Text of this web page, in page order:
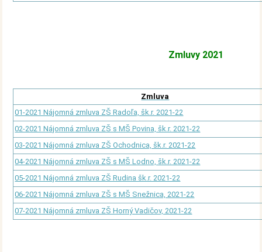
Zmluvy 2021
Zmluva
01-2021 Nájomná zmluva ZŠ Radoľa, šk.r. 2021-22
02-2021 Nájomná zmluva ZŠ s MŠ Povina, šk.r. 2021-22
03-2021 Nájomná zmluva ZŠ Ochodnica, šk.r. 2021-22
04-2021 Nájomná zmluva ZŠ s MŠ Lodno, šk.r. 2021-22
05-2021 Nájomná zmluva ZŠ Rudina šk.r. 2021-22
06-2021 Nájomná zmluva ZŠ s MŠ Snežnica, 2021-22
07-2021 Nájomná zmluva ZŠ Horný Vadičov, 2021-22